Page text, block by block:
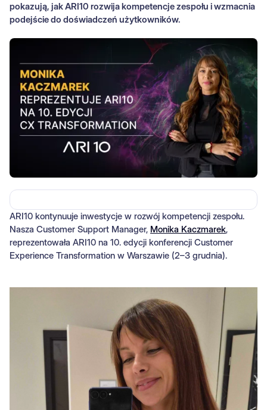
pokazują, jak ARI10 rozwija kompetencje zespołu i wzmacnia
podejście do doświadczeń użytkowników.
ARI10 kontynuuje inwestycje w rozwój kompetencji zespołu.
Nasza Customer Support Manager, Monika Kaczmarek,
reprezentowała ARI10 na 10. edycji konferencji Customer
Experience Transformation w Warszawie (2–3 grudnia).